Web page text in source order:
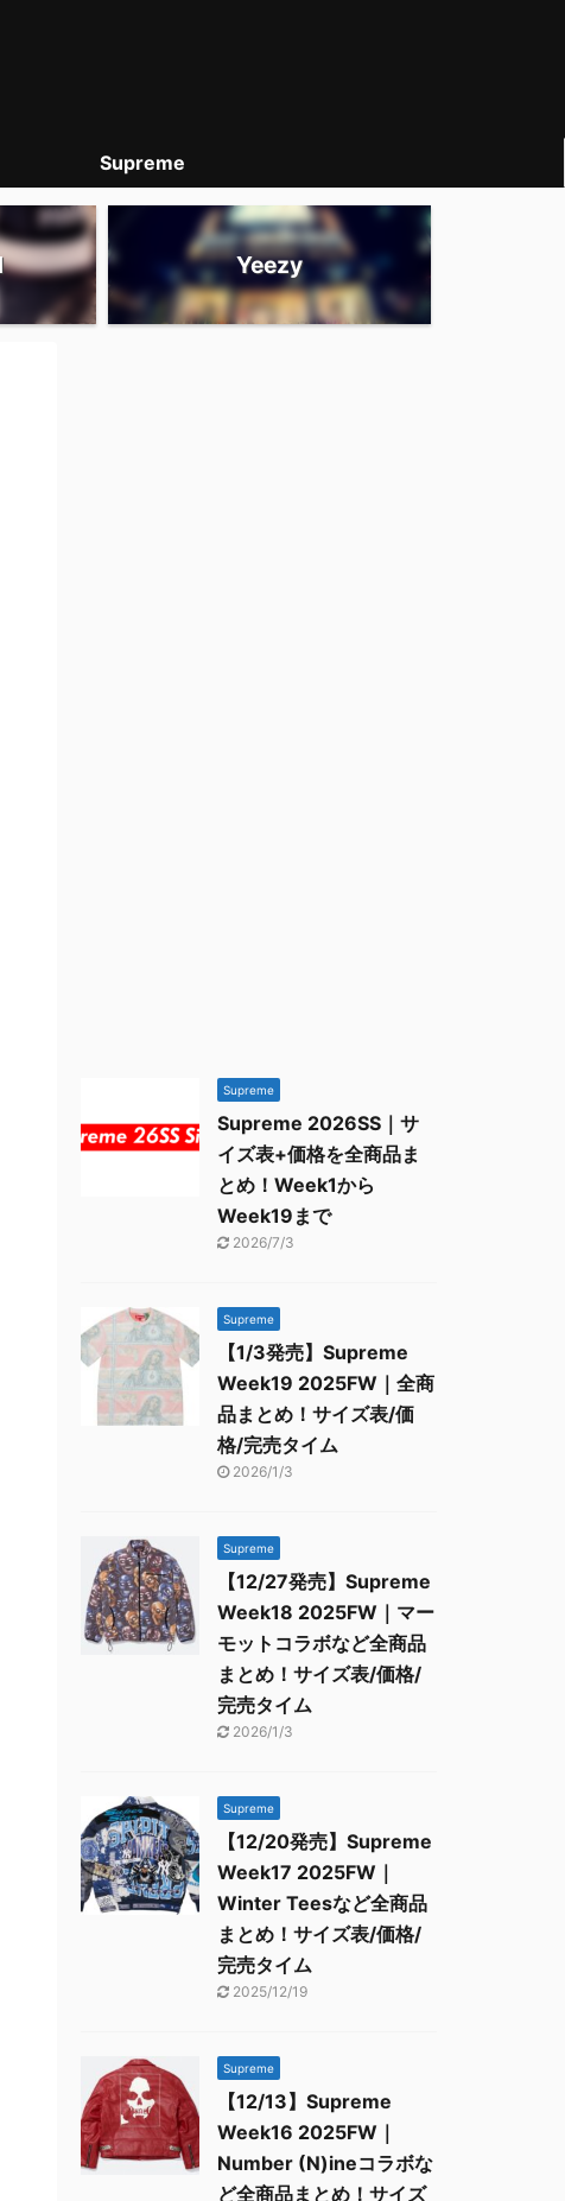
Supreme
Yeezy
Supreme
Supreme 2026SS｜サ
イズ表+価格を全商品ま
とめ！Week1から
Week19まで
2026/7/3
Supreme
【1/3発売】Supreme
Week19 2025FW｜全商
品まとめ！サイズ表/価
格/完売タイム
2026/1/3
Supreme
【12/27発売】Supreme
Week18 2025FW｜マー
モットコラボなど全商品
まとめ！サイズ表/価格/
完売タイム
2026/1/3
Supreme
【12/20発売】Supreme
Week17 2025FW｜
Winter Teesなど全商品
まとめ！サイズ表/価格/
完売タイム
2025/12/19
Supreme
【12/13】Supreme
Week16 2025FW｜
Number (N)ineコラボな
ど全商品まとめ！サイズ